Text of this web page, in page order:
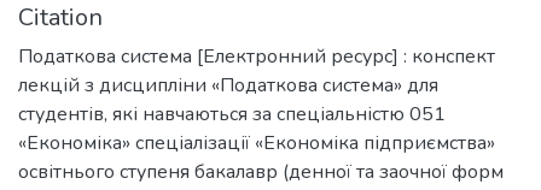
Citation
Податкова система [Електронний ресурс] : конспект
лекцій з дисципліни «Податкова система» для
студентів, які навчаються за спеціальністю 051
«Економіка» спеціалізації «Економіка підприємства»
освітнього ступеня бакалавр (денної та заочної форм